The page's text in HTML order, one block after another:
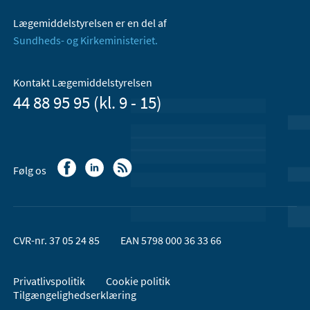
Lægemiddelstyrelsen er en del af
Sundheds- og Kirkeministeriet.
Kontakt Lægemiddelstyrelsen
44 88 95 95 (kl. 9 - 15)
Følg os
CVR-nr. 37 05 24 85 EAN 5798 000 36 33 66
Privatlivspolitik
Cookie politik
Tilgængelighedserklæring